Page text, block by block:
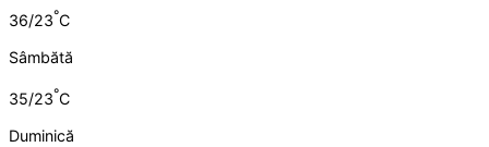
36/23°C
Sâmbătă
35/23°C
Duminică